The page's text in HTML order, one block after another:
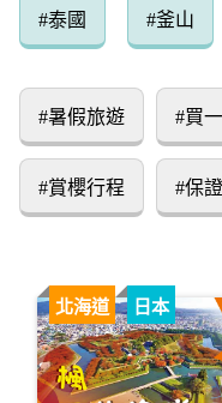
#泰國 #釜山
#暑假旅遊
#賞櫻行程
#買
#保
北海道 日本